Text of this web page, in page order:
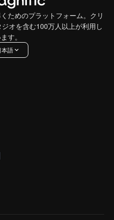
ためのプラットフォーム。クリ
オを含む100万人以上が利用し
す。
本語